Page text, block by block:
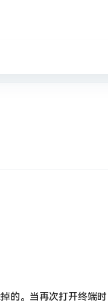
的。当再次打开终端